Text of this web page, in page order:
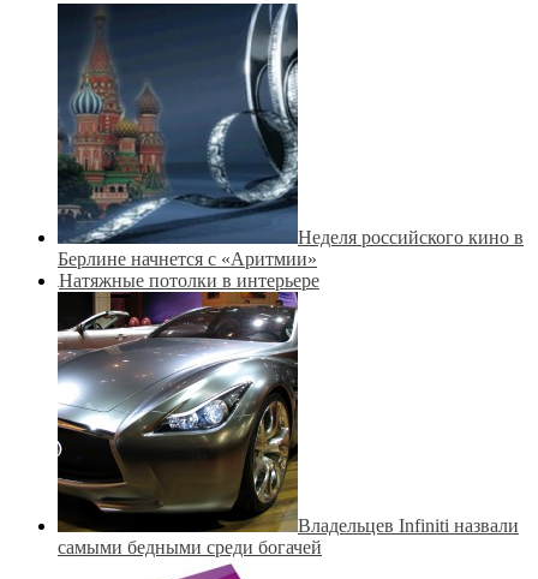
Неделя российского кино в
Берлине начнется с «Аритмии»
Натяжные потолки в интерьере
Владельцев Infiniti назвали
самыми бедными среди богачей